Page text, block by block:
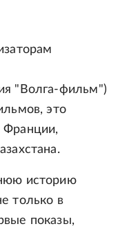
"Волга-фильм")
это
Франции,
историю
только в
показы,